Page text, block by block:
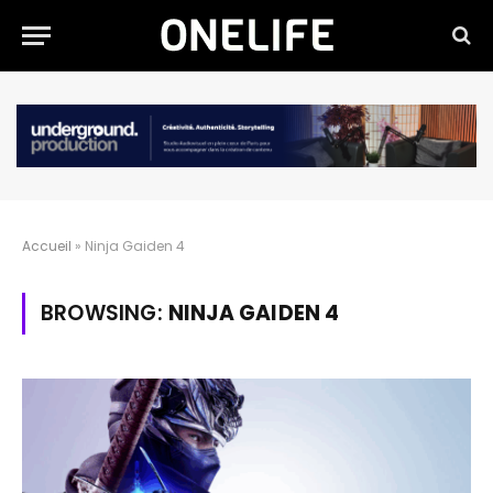
Accueil » Ninja Gaiden 4
BROWSING: NINJA GAIDEN 4